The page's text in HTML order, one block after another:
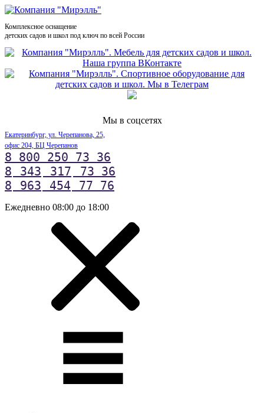
Комплексное оснащение
детских садов и школ под ключ по всей России
Мы в соцсетях
Екатеринбург, ул. Черепанова, 25,
офис 204, БЦ Черепанов
8 800 250 73 36
8
343 317
73 36
8
963 454 77 76
Ежедневно 08:00 до 18:00